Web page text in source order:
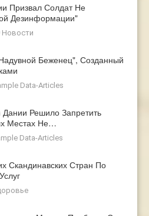
Призвал Солдат Не
Дезинформации"
Новости
Беженец", Созданный
Data-Articles
Решило Запретить
Местах Не…
Data-Articles
Скандинавских Стран По